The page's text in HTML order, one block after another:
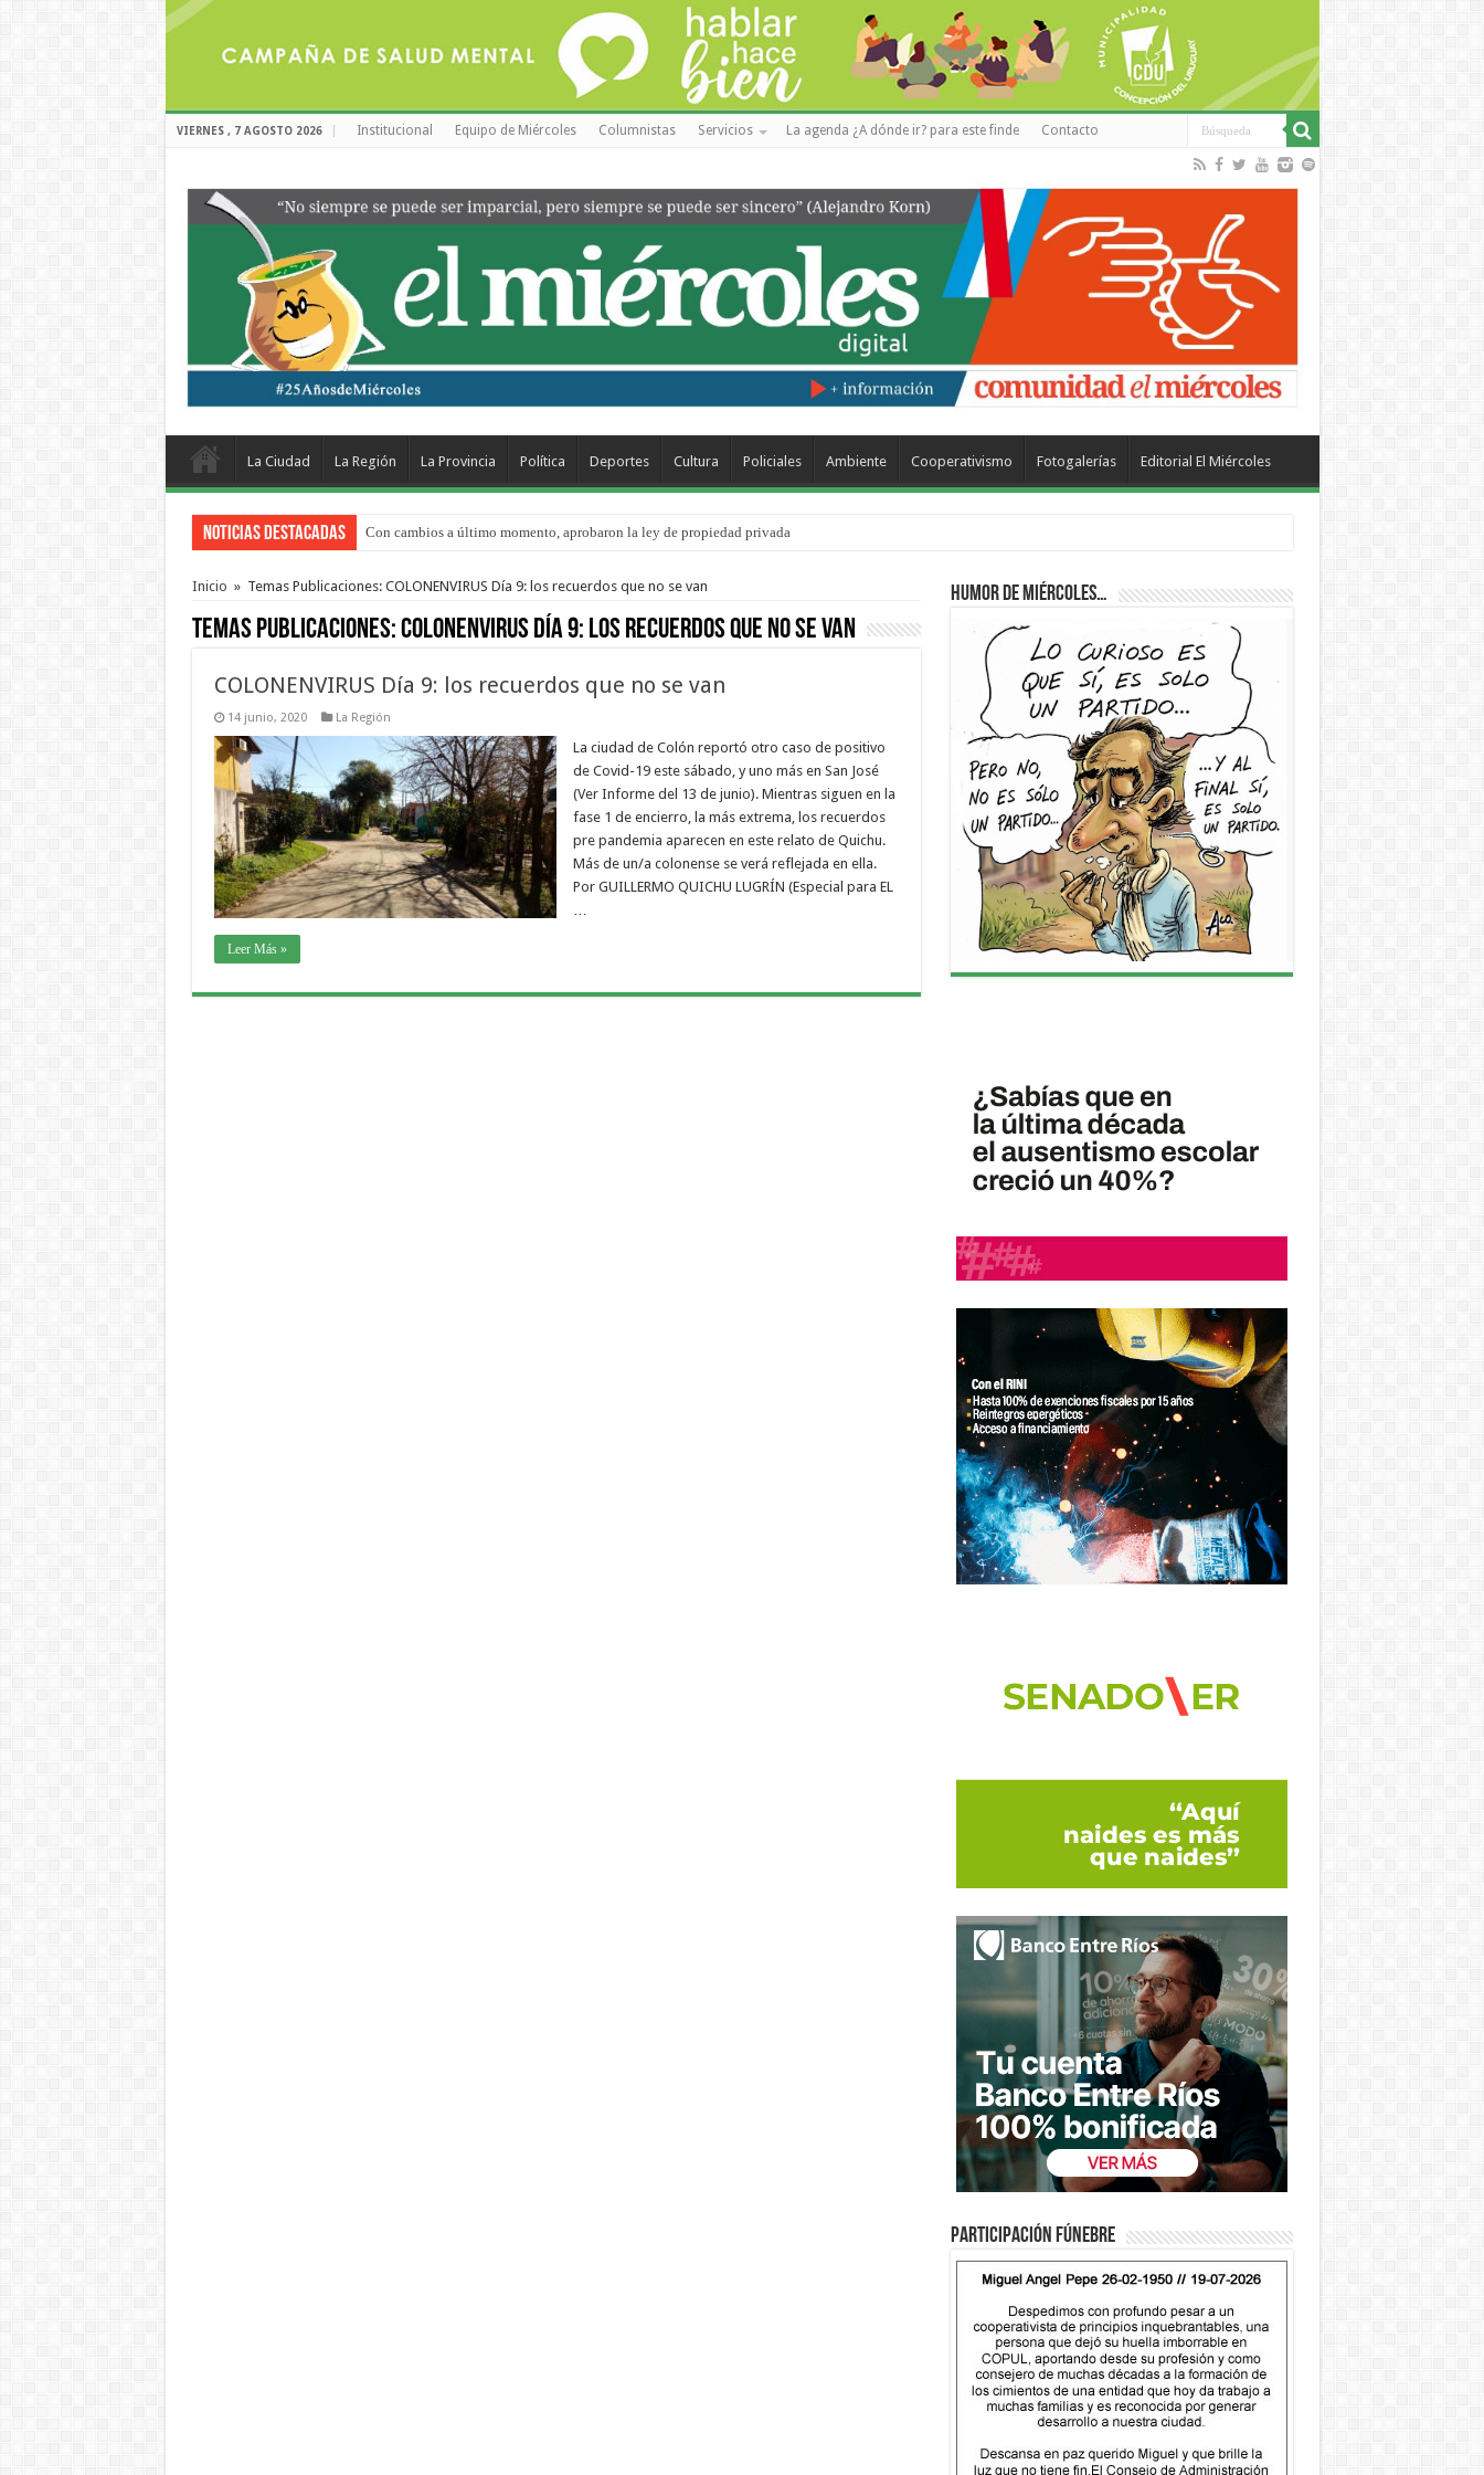
VIERNES , 7 AGOSTO 2026 Institucional Equipo de Miércoles Columnistas Servicios La agenda ¿A dónde ir? para este finde Contacto
La Ciudad La Región La Provincia Política Deportes Cultura Policiales Ambiente Cooperativismo Fotogalerías Editorial El Miércoles
Noticias Destacadas Con cambios a último momento, aprobaron la ley de propiedad privada
Inicio » Temas Publicaciones: COLONENVIRUS Día 9: los recuerdos que no se van
Temas Publicaciones:COLONENVIRUS Día 9: los recuerdos que no se van
COLONENVIRUS Día 9: los recuerdos que no se van
14 junio, 2020 La Región
La ciudad de Colón reportó otro caso de positivo
de Covid-19 este sábado, y uno más en San José
(Ver Informe del 13 de junio). Mientras siguen en la
fase 1 de encierro, la más extrema, los recuerdos
pre pandemia aparecen en este relato de Quichu.
Más de un/a colonense se verá reflejada en ella.
Por GUILLERMO QUICHU LUGRÍN (Especial para EL
Leer Más »
Humor de Miércoles…
Participación fúnebre